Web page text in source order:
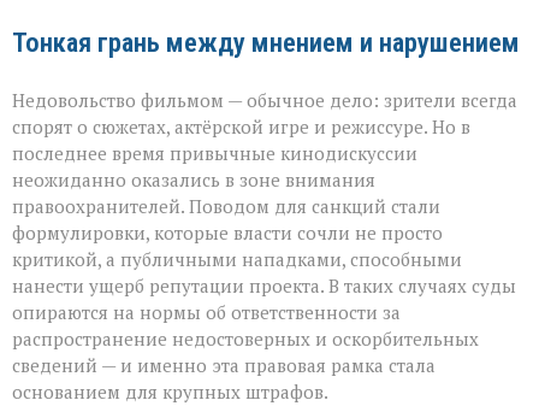
Тонкая грань между мнением и нарушением
Недовольство фильмом — обычное дело: зрители всегда
спорят о сюжетах, актёрской игре и режиссуре. Но в
последнее время привычные кинодискуссии
неожиданно оказались в зоне внимания
правоохранителей. Поводом для санкций стали
формулировки, которые власти сочли не просто
критикой, а публичными нападками, способными
нанести ущерб репутации проекта. В таких случаях суды
опираются на нормы об ответственности за
распространение недостоверных и оскорбительных
сведений — и именно эта правовая рамка стала
основанием для крупных штрафов.